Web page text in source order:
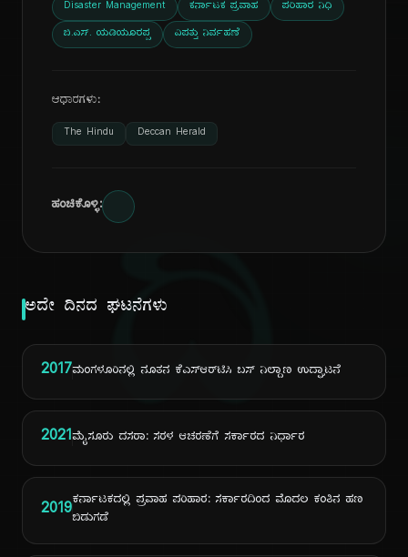
ದಿ
Disaster Management ಕರ್ನಾಟಕ ಪ್ರವಾಹ ಪರಿಹಾರ ನಿಧಿ
ಬಿ.ಎಸ್. ಯಡಿಯೂರಪ್ಪ ವಿಪತ್ತು ನಿರ್ವಹಣೆ
ಆಧಾರಗಳು:
The Hindu Deccan Herald
ಹಂಚಿಕೊಳ್ಳಿ:
ಅದೇ ದಿನದ ಘಟನೆಗಳು
2017ಮಂಗಳೂರಿನಲ್ಲಿ ನೂತನ ಕೆಎಸ್‌ಆರ್‌ಟಿಸಿ ಬಸ್ ನಿಲ್ದಾಣ ಉದ್ಘಾಟನೆ
2021ಮೈಸೂರು ದಸರಾ: ಸರಳ ಆಚರಣೆಗೆ ಸರ್ಕಾರದ ನಿರ್ಧಾರ
2019ಕರ್ನಾಟಕದಲ್ಲಿ ಪ್ರವಾಹ ಪರಿಹಾರ: ಸರ್ಕಾರದಿಂದ ಮೊದಲ ಕಂತಿನ ಹಣ
ಬಿಡುಗಡೆ